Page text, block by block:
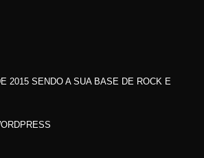
2015 SENDO A SUA BASE DE ROCK E